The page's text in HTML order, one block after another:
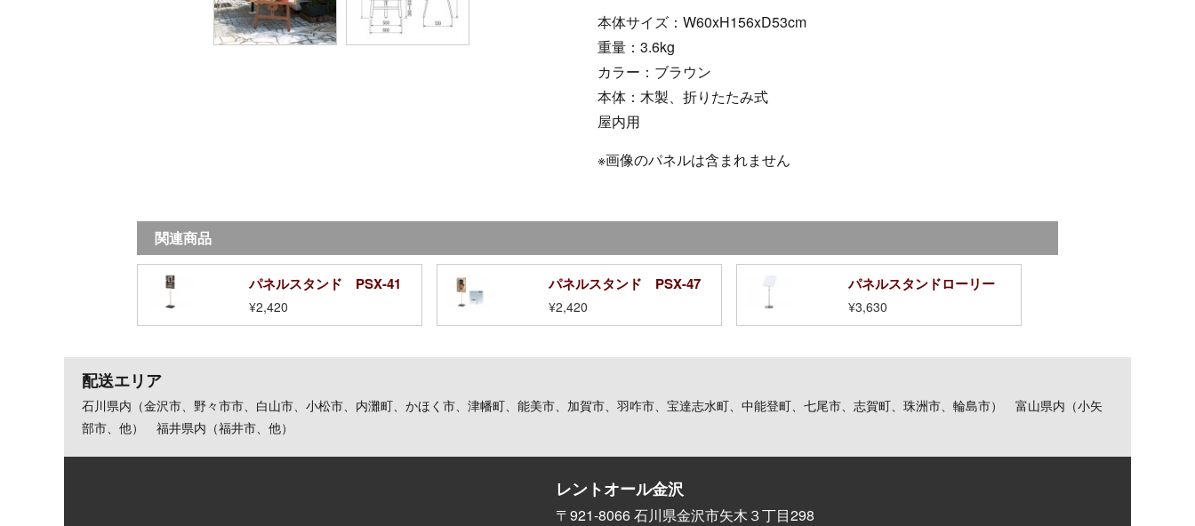
本体サイズ：W60xH156xD53cm
重量：3.6kg
カラー：ブラウン
本体：木製、折りたたみ式
屋内用
※画像のパネルは含まれません
関連商品
パネルスタンド PSX-41
¥2,420
パネルスタンド PSX-47
¥2,420
パネルスタンドローリー
¥3,630
配送エリア
石川県内（金沢市、野々市市、白山市、小松市、内灘町、かほく市、津幡町、能美市、加賀市、羽咋市、宝達志水町、中能登町、七尾市、志賀町、珠洲市、輪島市） 富山県内（小矢
部市、他） 福井県内（福井市、他）
レントオール金沢
〒921-8066 石川県金沢市矢木３丁目298